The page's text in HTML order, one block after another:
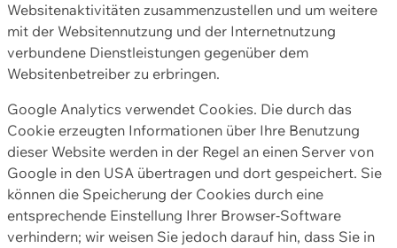
Websitenaktivitäten zusammenzustellen und um weitere
mit der Websitennutzung und der Internetnutzung
verbundene Dienstleistungen gegenüber dem
Websitenbetreiber zu erbringen.
Google Analytics verwendet Cookies. Die durch das
Cookie erzeugten Informationen über Ihre Benutzung
dieser Website werden in der Regel an einen Server von
Google in den USA übertragen und dort gespeichert. Sie
können die Speicherung der Cookies durch eine
entsprechende Einstellung Ihrer Browser-Software
verhindern; wir weisen Sie jedoch darauf hin, dass Sie in